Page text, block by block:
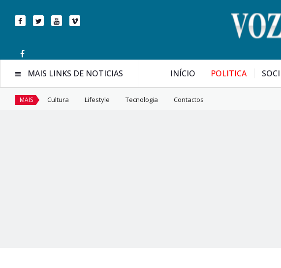
INÍCIO POLITICA
MAIS LINKS DE NOTICIAS
MAIS Cultura Lifestyle Tecnologia Contactos